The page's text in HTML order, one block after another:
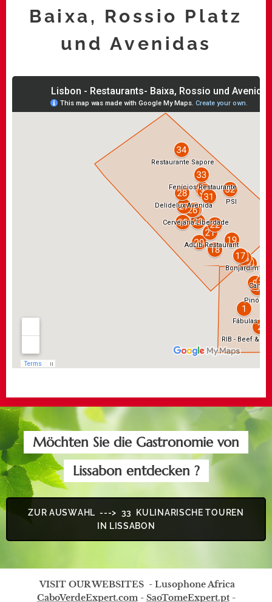
Baixa, Rossio Platz
und Avenidas
Möchten Sie die Gastronomie von
Lissabon entdecken ?
ZUR AUSWAHL ---> 33 KULINARISCHE TOUREN
IN LISSABON 👍
VISIT OUR WEBSITES - Lusophone Africa
CaboVerdeExpert.com- SaoTomeExpert.pt-